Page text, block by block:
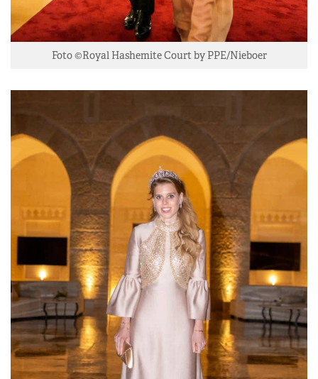
Foto ©Royal Hashemite Court by PPE/Nieboer